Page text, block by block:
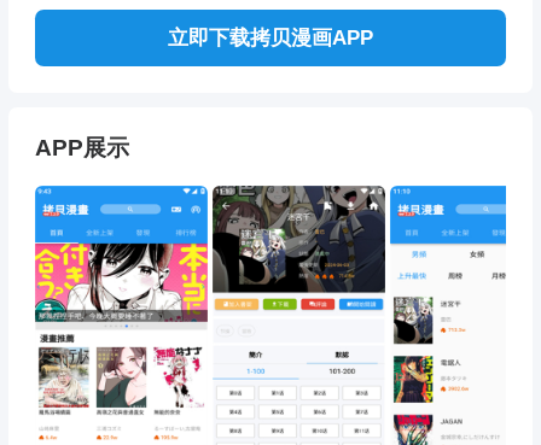
立即下载拷贝漫画APP
APP展示